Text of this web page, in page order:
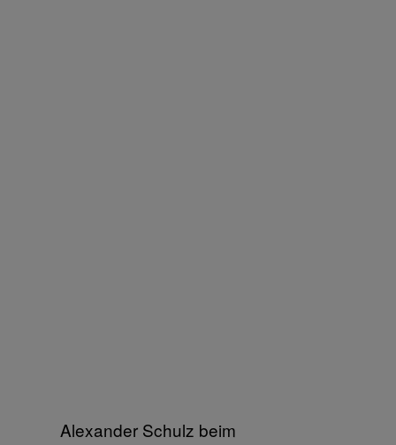
Alexander Schulz beim